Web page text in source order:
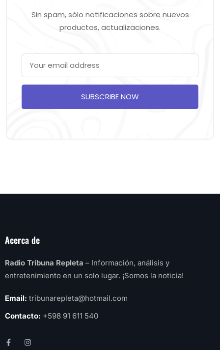
Sin spam, sólo notificaciones sobre nuevos
productos, actualizaciones.
SUBSCRIBE NOW
Acerca de
Radio Tribuna Repleta – Información, análisis y
entretenimiento en un solo lugar. ¡Somos la noticia!
Email: tribunarepleta@hotmail.com
Contacto: +598 91 611 540